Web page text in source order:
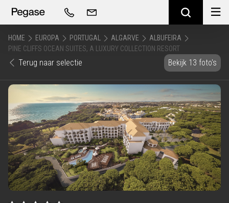
HOME EUROPA PORTUGAL ALGARVE
ALBUFEIRA
PINE CLIFFS OCEAN SUITES, A LUXURY COLLECTION RESORT
Terug naar selectie Bekijk 13 foto's